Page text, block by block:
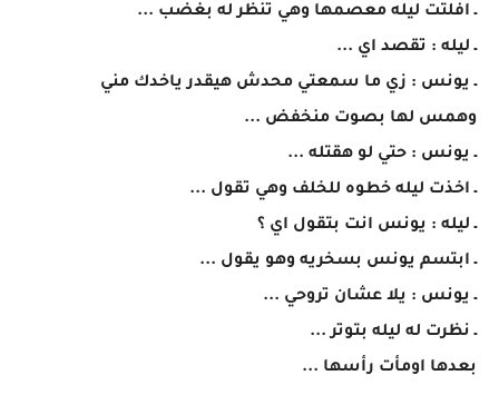
ـ افلتت ليله معصمها وهي تنظر له بغضب ...
ـ ليله : تقصد اي ...
ـ يونس : زي ما سمعتي محدش هيقدر ياخدك مني
وهمس لها بصوت منخفض ...
ـ يونس : حتي لو هقتله ...
ـ اخذت ليله خطوه للخلف وهي تقول ...
ـ ليله : يونس انت بتقول اي ؟
ـ ابتسم يونس بسخريه وهو يقول ...
ـ يونس : يلا عشان تروحي ...
ـ نظرت له ليله بتوتر ...
بعدها اومأت رأسها ...